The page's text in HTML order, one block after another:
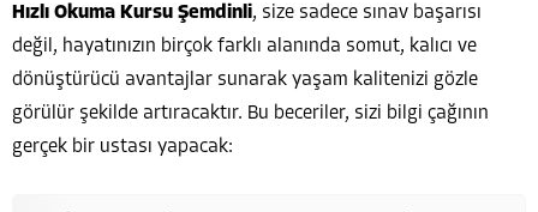
Hızlı Okuma Kursu Şemdinli, size sadece sınav başarısı
değil, hayatınızın birçok farklı alanında somut, kalıcı ve
dönüştürücü avantajlar sunarak yaşam kalitenizi gözle
görülür şekilde artıracaktır. Bu beceriler, sizi bilgi çağının
gerçek bir ustası yapacak: